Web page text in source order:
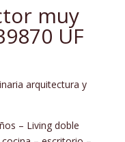
muy
UF
arquitectura y
– Living doble